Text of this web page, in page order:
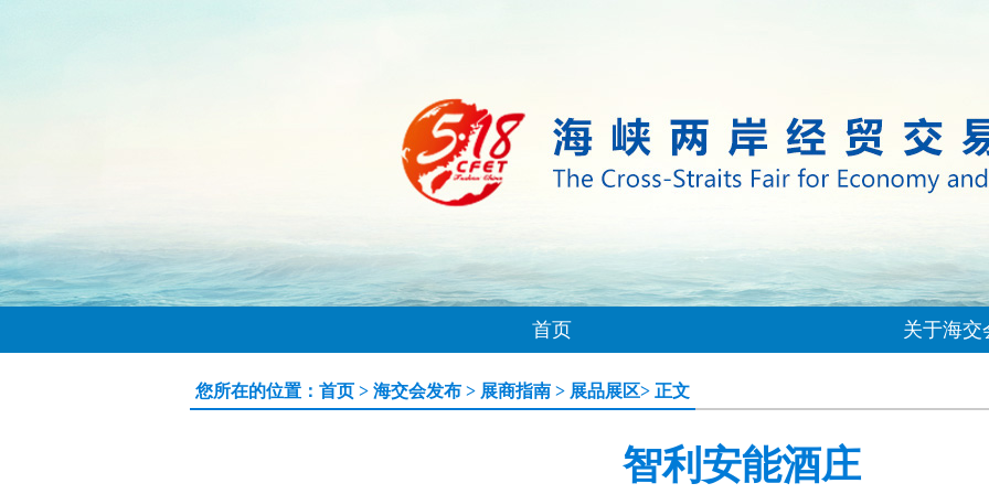
首页 关于海交
您所在的位置： 首页 > 海交会发布 > 展商指南 > 展品展区> 正文
智利安能酒庄